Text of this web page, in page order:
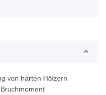
von harten Hölzern